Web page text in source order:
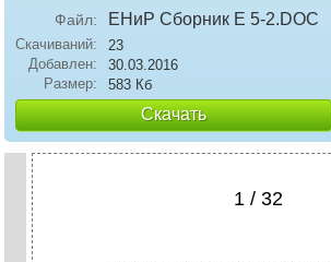
Файл: ЕНиР Сборник Е 5-2.DOC
Скачиваний:
23
Добавлен:
30.03.2016
Размер:
583 Кб
Скачать
1 / 32